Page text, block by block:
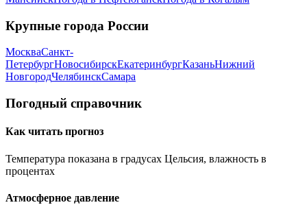
Крупные города России
МоскваСанкт-
ПетербургНовосибирскЕкатеринбургКазаньНижний
НовгородЧелябинскСамара
Погодный справочник
Как читать прогноз
Температура показана в градусах Цельсия, влажность в
процентах
Атмосферное давление